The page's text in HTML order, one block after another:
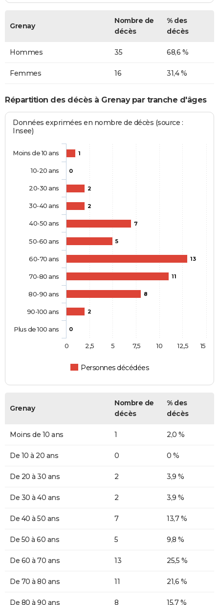
Grenay
Nombre de
décès
% des
décès
Hommes 35 68,6 %
Femmes 16 31,4 %
Répartition des décès à Grenay par tranche d'âges
Données exprimées en nombre de décès (source :
Insee)
1
0
2
2
7
5
13
11
8
2
0
Personnes décédées
Moins de 10 ans
10-20 ans
20-30 ans
30-40 ans
40-50 ans
50-60 ans
60-70 ans
70-80 ans
80-90 ans
90-100 ans
Plus de 100 ans
0 2,5 5 7,5 10 12,5 15
Grenay
Nombre de
décès
% des
décès
Moins de 10 ans 1 2,0 %
De 10 à 20 ans 0 0 %
De 20 à 30 ans 2 3,9 %
De 30 à 40 ans 2 3,9 %
De 40 à 50 ans 7 13,7 %
De 50 à 60 ans 5 9,8 %
De 60 à 70 ans 13 25,5 %
De 70 à 80 ans 11 21,6 %
De 80 à 90 ans 8 15,7 %